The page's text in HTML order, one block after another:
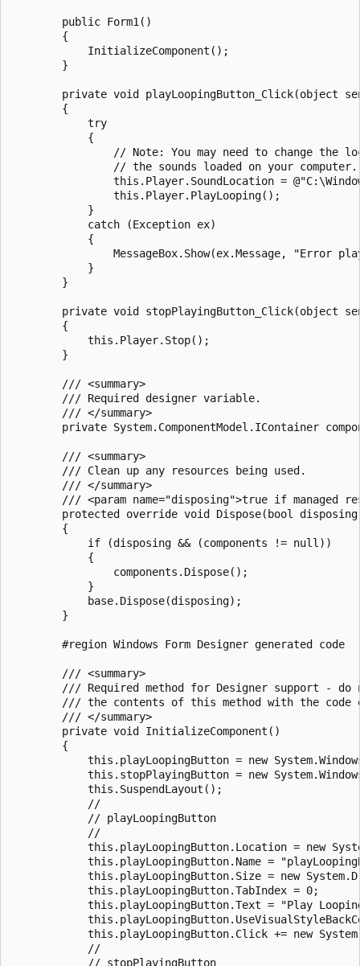
        public Form1()
        {
            InitializeComponent();
        }
private void playLoopingButton_Click(object
        {
            try
            {
// Note: You may need to change the
                // the sounds loaded on your computer.
this.Player.SoundLocation =
                this.Player.PlayLooping();
            }
            catch (Exception ex)
            {
MessageBox.Show(ex.Message, "Error
            }
        }
private void stopPlayingButton_Click(object
        {
            this.Player.Stop();
        }
        /// <summary>
        /// Required designer variable.
        /// </summary>
private System.ComponentModel.IContainer
        /// <summary>
        /// Clean up any resources being used.
        /// </summary>
/// <param name="disposing">true if managed
protected override void Dispose(bool
        {
            if (disposing && (components != null))
            {
                components.Dispose();
            }
            base.Dispose(disposing);
        }
        #region Windows Form Designer generated code
        /// <summary>
/// Required method for Designer support - do
/// the contents of this method with the code
        /// </summary>
        private void InitializeComponent()
        {
this.playLoopingButton = new
this.stopPlayingButton = new
            this.SuspendLayout();
            //
            // playLoopingButton
            //
this.playLoopingButton.Location = new
this.playLoopingButton.Name =
this.playLoopingButton.Size = new
            this.playLoopingButton.TabIndex = 0;
this.playLoopingButton.Text = "Play
this.playLoopingButton.Click += new
            //
            // stopPlayingButton